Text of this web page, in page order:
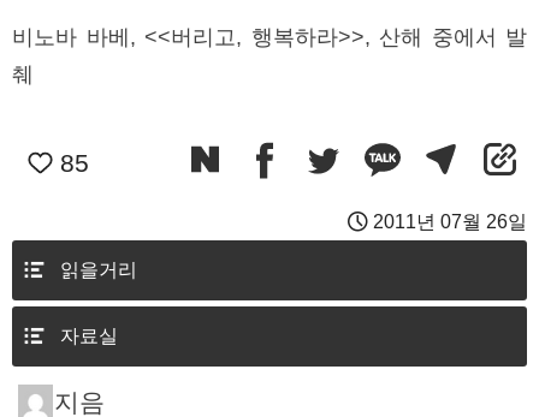
비노바 바베, <<버리고, 행복하라>>, 산해 중에서 발
췌
85
2011년 07월 26일
읽을거리
자료실
지음